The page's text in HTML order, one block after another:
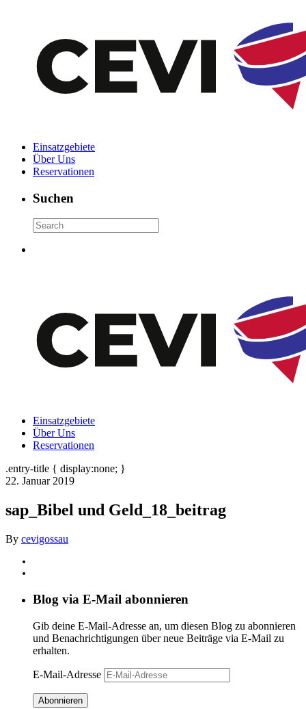
Einsatzgebiete
Über Uns
Reservationen
Suchen
Einsatzgebiete
Über Uns
Reservationen
.entry-title { display:none; }
22. Januar 2019
sap_Bibel und Geld_18_beitrag
By cevigossau
Blog via E-Mail abonnieren
Gib deine E-Mail-Adresse an, um diesen Blog zu abonnieren
und Benachrichtigungen über neue Beiträge via E-Mail zu
erhalten.
E-Mail-Adresse
Abonnieren